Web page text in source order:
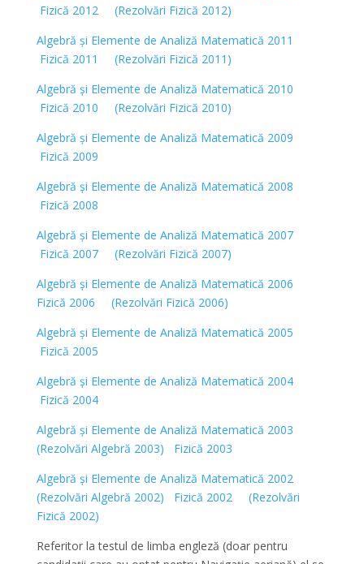
Fizică 2012
(Rezolvări Fizică 2012)
Algebră și Elemente de Analiză Matematică 2011
Fizică 2011
(Rezolvări Fizică 2011)
Algebră și Elemente de Analiză Matematică 2010
Fizică 2010
(Rezolvări Fizică 2010)
Algebră și Elemente de Analiză Matematică 2009
Fizică 2009
Algebră și Elemente de Analiză Matematică 2008
Fizică 2008
Algebră și Elemente de Analiză Matematică 2007
Fizică 2007
(Rezolvări Fizică 2007)
Algebră și Elemente de Analiză Matematică 2006
Fizică 2006
(Rezolvări Fizică 2006)
Algebră și Elemente de Analiză Matematică 2005
Fizică 2005
Algebră și Elemente de Analiză Matematică 2004
Fizică 2004
Algebră și Elemente de Analiză Matematică 2003
(Rezolvări Algebră 2003)
Fizică 2003
Algebră și Elemente de Analiză Matematică 2002
(Rezolvări Algebră 2002)
Fizică 2002
(Rezolvări
Fizică 2002)
Referitor la testul de limba engleză (doar pentru